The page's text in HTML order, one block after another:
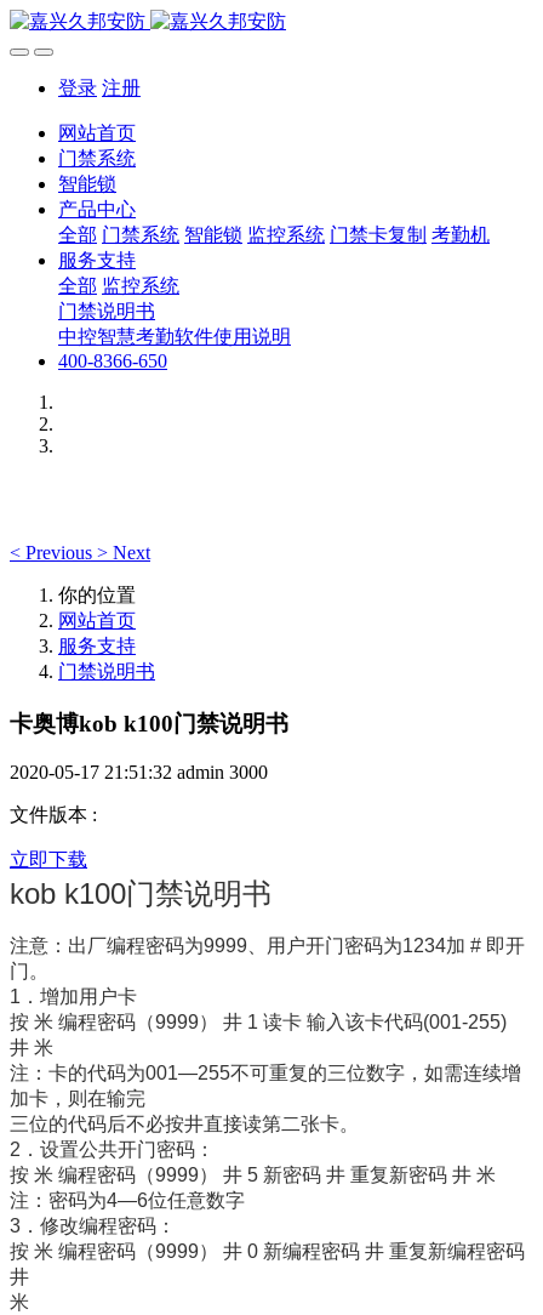
登录 注册
网站首页
门禁系统
智能锁
产品中心
全部 门禁系统 智能锁 监控系统 门禁卡复制 考勤机
服务支持
全部 监控系统
门禁说明书
中控智慧考勤软件使用说明
400-8366-650
< Previous > Next
你的位置
网站首页
服务支持
门禁说明书
卡奥博kob k100门禁说明书
2020-05-17 21:51:32 admin 3000
文件版本 :
立即下载
kob k100门禁说明书
注意：出厂编程密码为9999、用户开门密码为1234加 # 即开
门。
1．增加用户卡
按 米 编程密码（9999） 井 1 读卡 输入该卡代码(001-255)
井 米
注：卡的代码为001—255不可重复的三位数字，如需连续增
加卡，则在输完
三位的代码后不必按井直接读第二张卡。
2．设置公共开门密码：
按 米 编程密码（9999） 井 5 新密码 井 重复新密码 井 米
注：密码为4—6位任意数字
3．修改编程密码：
按 米 编程密码（9999） 井 0 新编程密码 井 重复新编程密码
井
米